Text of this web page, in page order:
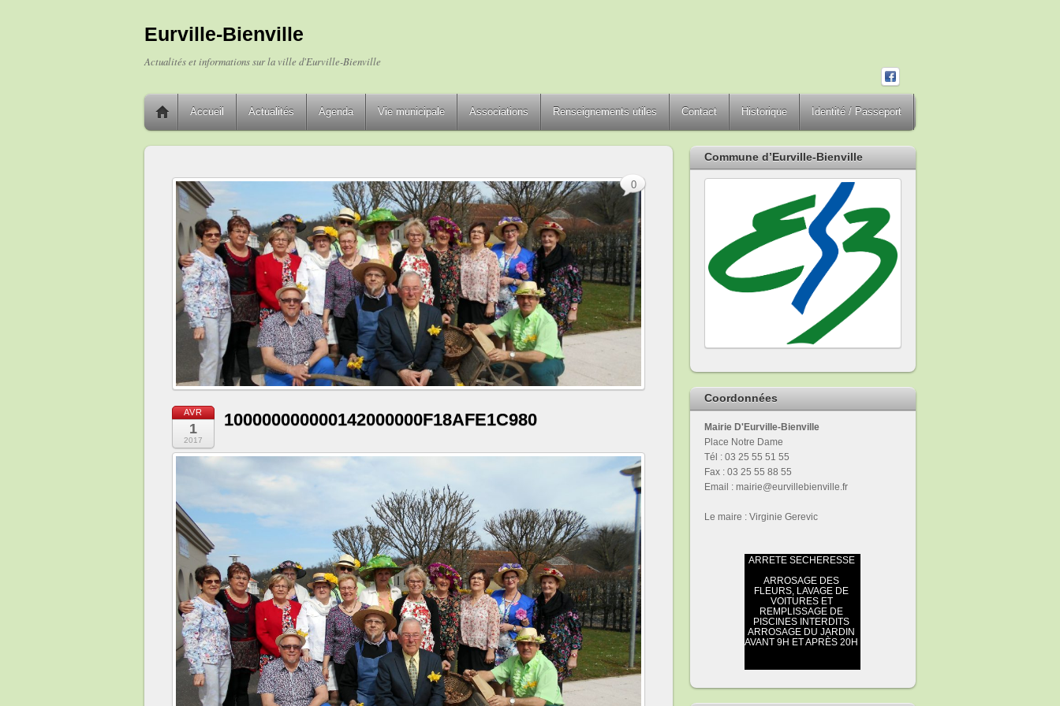
Eurville-Bienville
Actualités et informations sur la ville d'Eurville-Bienville
Accueil Actualités Agenda Vie municipale Associations Renseignements utiles Contact Historique Identité / Passeport
AVR
1
2017
100000000000142000000F18AFE1C980
0
Commune d’Eurville-Bienville
Coordonnées
Mairie D'Eurville-Bienville
Place Notre Dame
Tél : 03 25 55 51 55
Fax : 03 25 55 88 55
Email : mairie@eurvillebienville.fr
Le maire : Virginie Gerevic